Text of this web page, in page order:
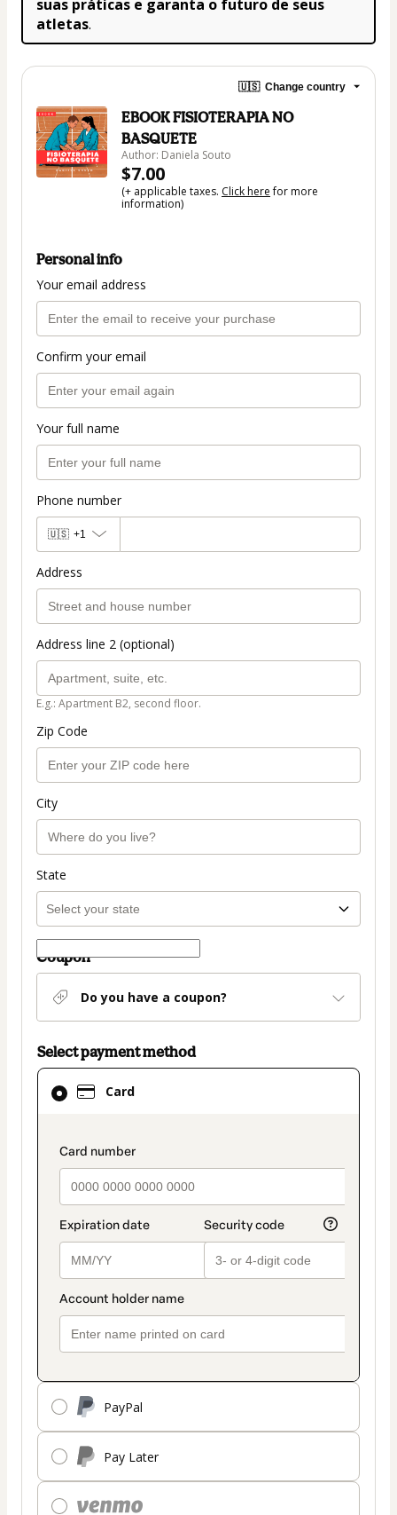
suas práticas e garanta o futuro de seus
atletas.
🇺🇸 Change country
EBOOK FISIOTERAPIA NO
BASQUETE
Author: Daniela Souto
$7.00
(+ applicable taxes. Click herefor more
information)
Personal info
Your email address
Confirm your email
Your full name
Phone number
🇺🇸 +1
Address
Address line 2 (optional)
E.g.: Apartment B2, second floor.
Zip Code
City
State
Coupon
Do you have a coupon?
Select payment method
Card
payment_data.section_title_v2
PayPal
Pay Later
Card
selected
method